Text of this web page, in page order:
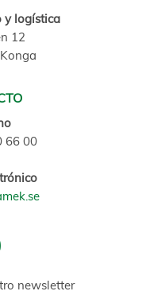
y logística
12
66 00
newsletter